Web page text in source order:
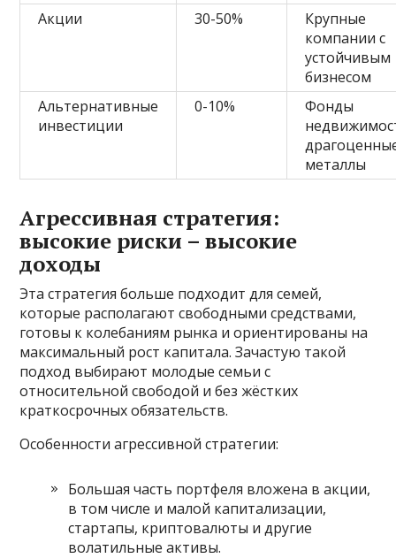
Акции
30-50%
Крупные
компании с
устойчивым
бизнесом
Альтернативные
инвестиции
0-10%
Фонды
металлы
Агрессивная стратегия:
высокие риски – высокие
доходы
Эта стратегия больше подходит для семей,
которые располагают свободными средствами,
готовы к колебаниям рынка и ориентированы на
максимальный рост капитала. Зачастую такой
подход выбирают молодые семьи с
относительной свободой и без жёстких
краткосрочных обязательств.
Особенности агрессивной стратегии:
Большая часть портфеля вложена в акции,
в том числе и малой капитализации,
стартапы, криптовалюты и другие
волатильные активы.